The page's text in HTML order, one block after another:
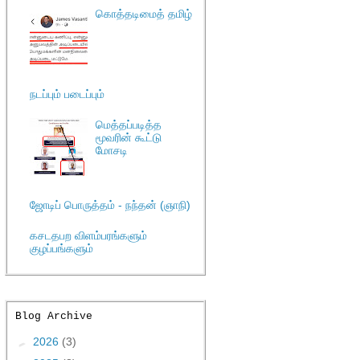
கொத்தடிமைத் தமிழ்
நடப்பும் படைப்பும்
மெத்தப்படித்த
மூவரின் கூட்டு
மோசடி
ஜோடிப் பொருத்தம் - நந்தன் (ஞாநி)
கசடதபற விளம்பரங்களும்
குழப்பங்களும்
Blog Archive
► 2026 (3)